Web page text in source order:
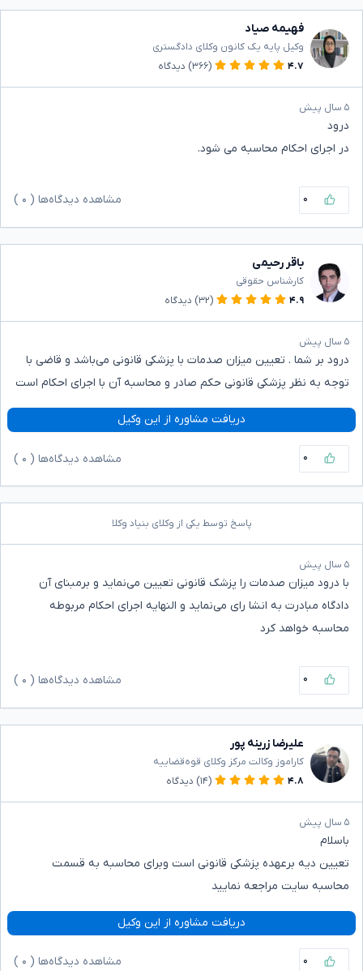
فهیمه صیاد
وکیل پایه یک کانون وکلای دادگستری
۴.۷
(۳۶۶) دیدگاه
۵ سال پیش
درود
در اجرای احکام محاسبه می شود.
۰ مشاهده دیدگاه‌ها ( ۰
باقر رحیمی
کارشناس حقوقی
۴.۹
(۳۲) دیدگاه
۵ سال پیش
درود بر شما . تعیین میزان صدمات با پزشکی قانونی می‌باشد و قاضی با
توجه به نظر پزشکی قانونی حکم صادر و محاسبه آن با اجرای احکام است
دریافت مشاوره از این وکیل
۰ مشاهده دیدگاه‌ها ( ۰
پاسخ توسط یکی از وکلای بنیاد وکلا
۵ سال پیش
با درود میزان صدمات را پزشک قانونی تعیین می‌نماید و برمبنای آن
دادگاه مبادرت به انشا رای می‌نماید و النهایه اجرای احکام مربوطه
محاسبه خواهد کرد
۰ مشاهده دیدگاه‌ها ( ۰
علیرضا زرینه پور
کاراموز وکالت مرکز وکلای قوه‌قضاییه
۴.۸
(۱۴) دیدگاه
۵ سال پیش
باسلام
تعیین دیه برعهده پزشکی قانونی است وبرای محاسبه به قسمت
محاسبه سایت مراجعه نمایید
دریافت مشاوره از این وکیل
۰ مشاهده دیدگاه‌ها ( ۰